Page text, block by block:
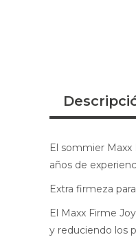
El sommier
años de
Extra firmeza
El Maxx Firme
y reduciendo los